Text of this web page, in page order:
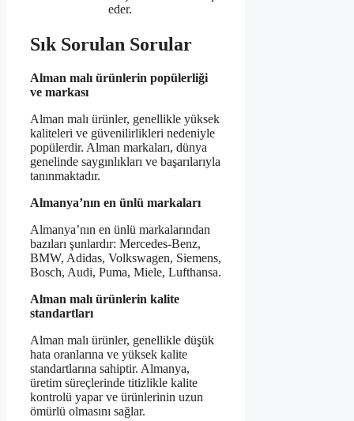
eder.
Sık Sorulan Sorular
Alman malı ürünlerin popülerliği
ve markası
Alman malı ürünler, genellikle yüksek
kaliteleri ve güvenilirlikleri nedeniyle
popülerdir. Alman markaları, dünya
genelinde saygınlıkları ve başarılarıyla
tanınmaktadır.
Almanya’nın en ünlü markaları
Almanya’nın en ünlü markalarından
bazıları şunlardır: Mercedes-Benz,
BMW, Adidas, Volkswagen, Siemens,
Bosch, Audi, Puma, Miele, Lufthansa.
Alman malı ürünlerin kalite
standartları
Alman malı ürünler, genellikle düşük
hata oranlarına ve yüksek kalite
standartlarına sahiptir. Almanya,
üretim süreçlerinde titizlikle kalite
kontrolü yapar ve ürünlerinin uzun
ömürlü olmasını sağlar.